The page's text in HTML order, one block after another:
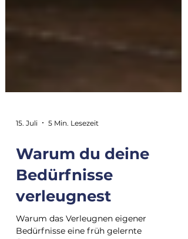
15. Juli 5 Min. Lesezeit
Warum du deine
Bedürfnisse